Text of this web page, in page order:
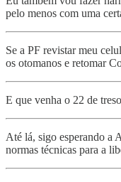
pelo menos com uma
Se a PF revistar meu
os otomanos e retomar
E que venha o 22 de
Até lá, sigo esperando a
normas técnicas para a